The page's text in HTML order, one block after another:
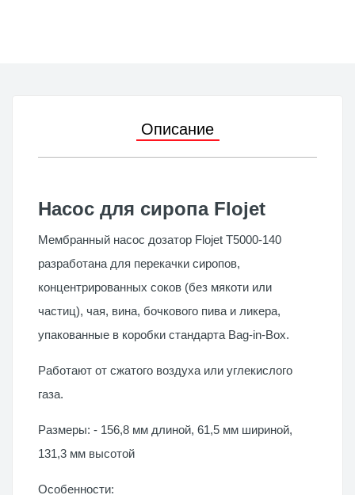
Описание
Насос для сиропа Flojet
Мембранный насос дозатор Flojet T5000-140
разработана для перекачки сиропов,
концентрированных соков (без мякоти или
частиц), чая, вина, бочкового пива и ликера,
упакованные в коробки стандарта Bag-in-Box.
Работают от сжатого воздуха или углекислого
газа.
Размеры: - 156,8 мм длиной, 61,5 мм шириной,
131,3 мм высотой
Особенности: